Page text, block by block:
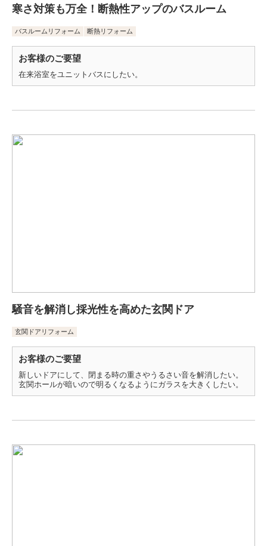
寒さ対策も万全！断熱性アップのバスルーム
バスルームリフォーム 断熱リフォーム
お客様のご要望
在来浴室をユニットバスにしたい。
騒音を解消し採光性を高めた玄関ドア
玄関ドアリフォーム
お客様のご要望
新しいドアにして、閉まる時の重さやうるさい音を解消したい。
玄関ホールが暗いので明るくなるようにガラスを大きくしたい。